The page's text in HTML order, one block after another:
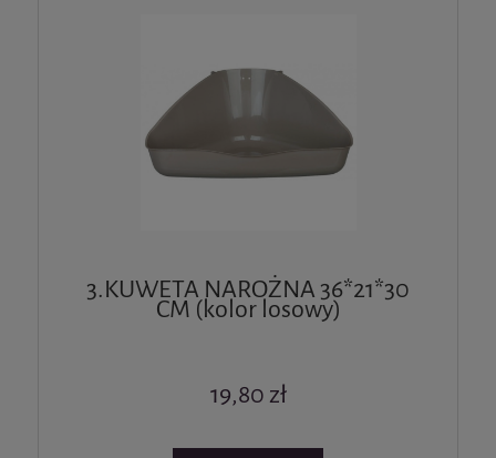
3.KUWETA NAROŻNA 36*21*30
CM (kolor losowy)
19,80 zł